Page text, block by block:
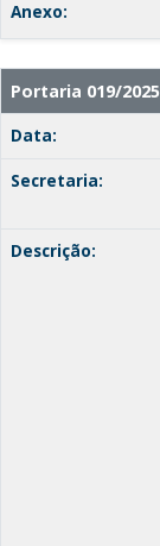
Anexo:
Portaria 019/2025
Data:
Secretaria:
Descrição: